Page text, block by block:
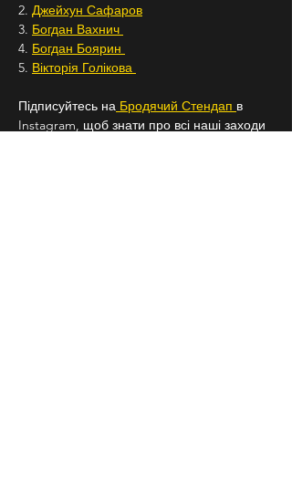
2. Джейхун Сафаров
3. Богдан Вахнич
4. Богдан Боярин
5. Вікторія Голікова
Підписуйтесь на Бродячий Стендап в
Instagram, щоб знати про всі наші заходи